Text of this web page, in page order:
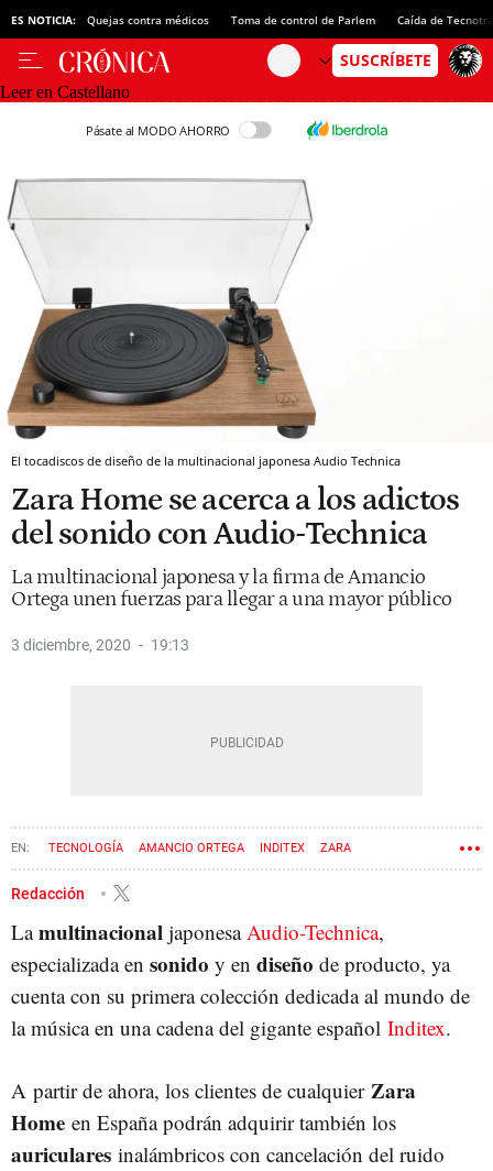
ES NOTICIA: Quejas contra médicos Toma de control de Parlem Caída de
Leer en Castellano
Pásate al MODO AHORRO
El tocadiscos de diseño de la multinacional japonesa Audio Technica
Zara Home se acerca a los adictos
del sonido con Audio-Technica
La multinacional japonesa y la firma de Amancio
Ortega unen fuerzas para llegar a una mayor público
3 diciembre, 2020 19:13
TECNOLOGÍA AMANCIO ORTEGA INDITEX ZARA
Redacción
Lamultinacional japonesaAudio-Technica,
especializada en sonido y en diseño de producto, ya
cuenta con su primera colección dedicada al mundo de
la música en una cadena del gigante español Inditex.
A partir de ahora, los clientes de cualquier Zara
Home en España podrán adquirir también los
auriculares inalámbricos con cancelación del ruido